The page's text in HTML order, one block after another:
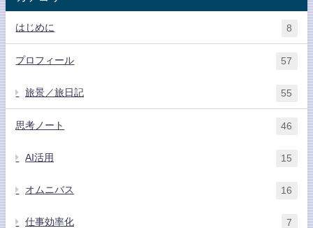
はじめに 8
プロフィール 57
旅景／旅日記 55
思考ノート 46
AI活用 15
オムニバス 16
仕事効率化 7